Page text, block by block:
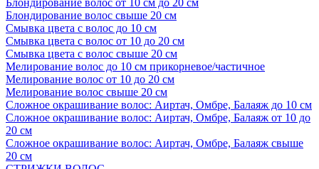
Блондирование волос от 10 см до 20 см
Блондирование волос свыше 20 см
Смывка цвета с волос до 10 см
Смывка цвета с волос от 10 до 20 см
Смывка цвета с волос свыше 20 см
Мелирование волос до 10 см прикорневое/частичное
Мелирование волос от 10 до 20 см
Мелирование волос свыше 20 см
Сложное окрашивание волос: Аиртач, Омбре, Балаяж до 10 см
Сложное окрашивание волос: Аиртач, Омбре, Балаяж от 10 до
20 см
Сложное окрашивание волос: Аиртач, Омбре, Балаяж свыше
20 см